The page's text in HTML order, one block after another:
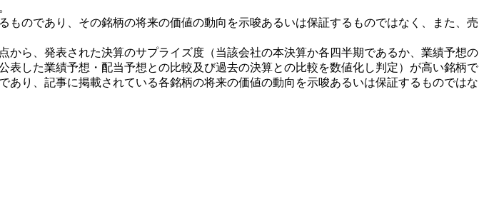
のであり、その銘柄の将来の価値の動向を示唆あるいは保証するものではなく、また、売
ら、発表された決算のサプライズ度（当該会社の本決算か各四半期であるか、業績予想の
した業績予想・配当予想との比較及び過去の決算との比較を数値化し判定）が高い銘柄で
り、記事に掲載されている各銘柄の将来の価値の動向を示唆あるいは保証するものではな